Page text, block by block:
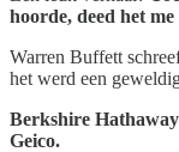
hoorde, deed het
Warren Buffett
het werd een
Berkshire
Geico.